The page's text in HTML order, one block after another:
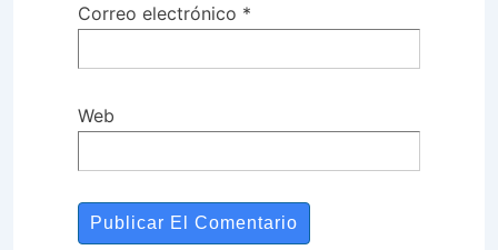
Correo electrónico *
Web